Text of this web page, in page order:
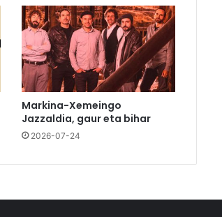
Markina-Xemeingo
Jazzaldia, gaur eta bihar
2026-07-24